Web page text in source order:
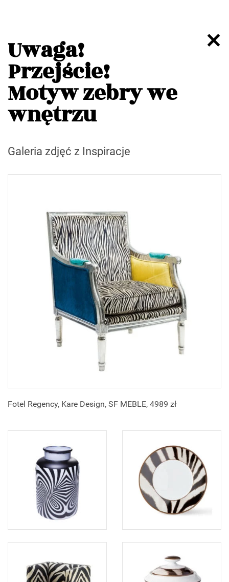
Uwaga!
Przejście!
Motyw zebry we
wnętrzu
Galeria zdjęć z Inspiracje
Fotel Regency, Kare Design, SF MEBLE, 4989 zł